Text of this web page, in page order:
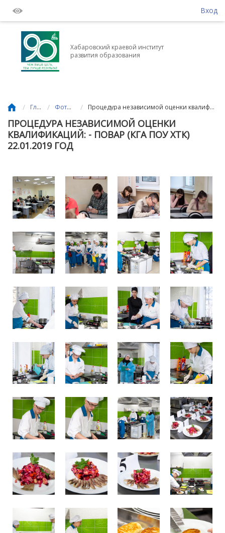
Вход
Хабаровский краевой институт
развития образования
/ Главная / Фотогалерея / Процедура независимой оценки квалификаций: - Повар (КГА ПОУ ХТК) 22.01.2019 год
ПРОЦЕДУРА НЕЗАВИСИМОЙ ОЦЕНКИ
КВАЛИФИКАЦИЙ: - ПОВАР (КГА ПОУ ХТК)
22.01.2019 ГОД